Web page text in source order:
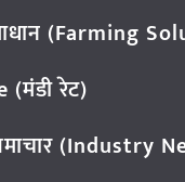
(Farming
रेट)
(Industry